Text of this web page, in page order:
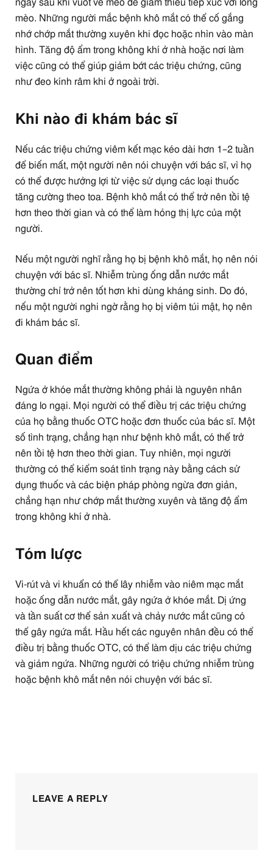
ngay sau khi vuốt ve mèo để giảm thiểu tiếp xúc với lông
mèo. Những người mắc bệnh khô mắt có thể cố gắng
nhớ chớp mắt thường xuyên khi đọc hoặc nhìn vào màn
hình. Tăng độ ẩm trong không khí ở nhà hoặc nơi làm
việc cũng có thể giúp giảm bớt các triệu chứng, cũng
như đeo kính râm khi ở ngoài trời.
Khi nào đi khám bác sĩ
Nếu các triệu chứng viêm kết mạc kéo dài hơn 1–2 tuần
để biến mất, một người nên nói chuyện với bác sĩ, vì họ
có thể được hưởng lợi từ việc sử dụng các loại thuốc
tăng cường theo toa. Bệnh khô mắt có thể trở nên tồi tệ
hơn theo thời gian và có thể làm hỏng thị lực của một
người.
Nếu một người nghĩ rằng họ bị bệnh khô mắt, họ nên nói
chuyện với bác sĩ. Nhiễm trùng ống dẫn nước mắt
thường chỉ trở nên tốt hơn khi dùng kháng sinh. Do đó,
nếu một người nghi ngờ rằng họ bị viêm túi mật, họ nên
đi khám bác sĩ.
Quan điểm
Ngứa ở khóe mắt thường không phải là nguyên nhân
đáng lo ngại. Mọi người có thể điều trị các triệu chứng
của họ bằng thuốc OTC hoặc đơn thuốc của bác sĩ. Một
số tình trạng, chẳng hạn như bệnh khô mắt, có thể trở
nên tồi tệ hơn theo thời gian. Tuy nhiên, mọi người
thường có thể kiểm soát tình trạng này bằng cách sử
dụng thuốc và các biện pháp phòng ngừa đơn giản,
chẳng hạn như chớp mắt thường xuyên và tăng độ ẩm
trong không khí ở nhà.
Tóm lược
Vi-rút và vi khuẩn có thể lây nhiễm vào niêm mạc mắt
hoặc ống dẫn nước mắt, gây ngứa ở khóe mắt. Dị ứng
và tần suất cơ thể sản xuất và chảy nước mắt cũng có
thể gây ngứa mắt. Hầu hết các nguyên nhân đều có thể
điều trị bằng thuốc OTC, có thể làm dịu các triệu chứng
và giảm ngứa. Những người có triệu chứng nhiễm trùng
hoặc bệnh khô mắt nên nói chuyện với bác sĩ.
LEAVE A REPLY